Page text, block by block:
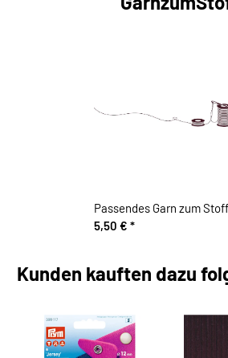
Passendes Garn zum Stoff
5,50 € *
Kunden kauften dazu